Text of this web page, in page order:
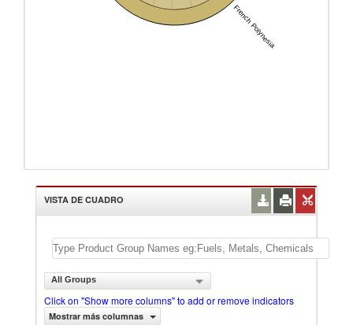
French Polynesia
VISTA DE CUADRO
All Groups
Click on "Show more columns" to add or remove indicators
Mostrar más columnas